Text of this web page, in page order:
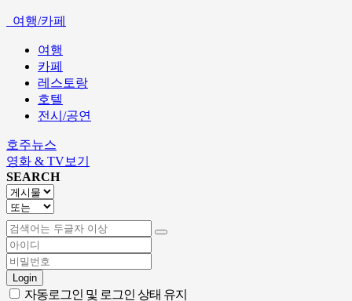
여행/카페
여행
카페
레스토랑
호텔
전시/공연
호주뉴스
영화 & TV보기
SEARCH
Login
자동로그인 및 로그인 상태 유지